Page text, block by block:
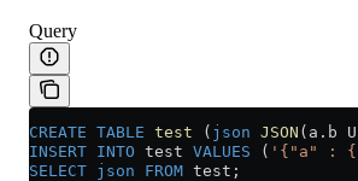
Query
CREATE TABLE test ( json JSON ( a . b
INSERT INTO test VALUES ( '{"a" :
SELECT json FROM test;